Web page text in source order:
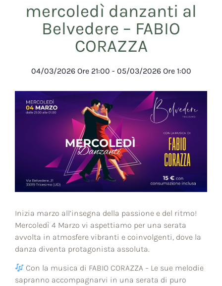
mercoledì danzanti al
Belvedere – FABIO
CORAZZA
04/03/2026 Ore 21:00 - 05/03/2026 Ore 1:00
Inizia marzo all’insegna della passione e del ritmo!
Mercoledì 4 Marzo vi aspettiamo per una serata
avvolta in atmosfere vibranti e coinvolgenti, dove la
danza diventa protagonista assoluta.
Con la musica di FABIO CORAZZA – Le sue melodie
sapranno accompagnarvi in una serata di puro